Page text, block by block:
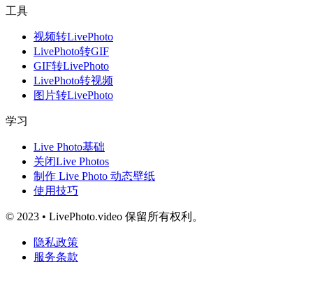
工具
视频转LivePhoto
LivePhoto转GIF
GIF转LivePhoto
LivePhoto转视频
图片转LivePhoto
学习
Live Photo基础
关闭Live Photos
制作 Live Photo 动态壁纸
使用技巧
© 2023 • LivePhoto.video 保留所有权利。
隐私政策
服务条款